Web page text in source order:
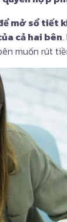
mở sổ tiết
cả hai bên.
muốn rút